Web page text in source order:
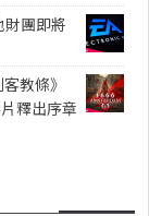
財團即將
教條》
釋出序章